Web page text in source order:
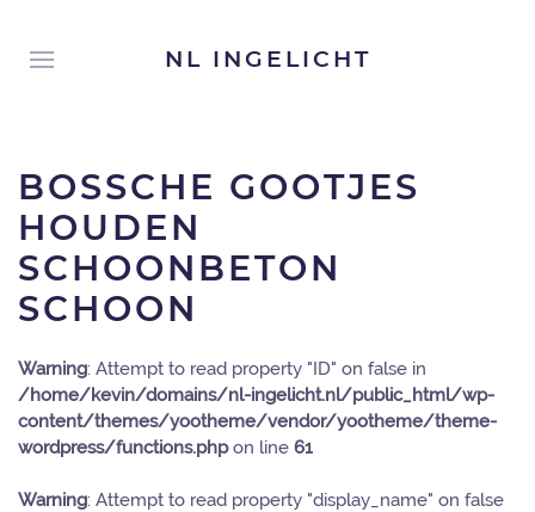
NL INGELICHT
BOSSCHE GOOTJES
HOUDEN
SCHOONBETON
SCHOON
Warning: Attempt to read property "ID" on false in
/home/kevin/domains/nl-ingelicht.nl/public_html/wp-
content/themes/yootheme/vendor/yootheme/theme-
wordpress/functions.phpon line 61
Warning: Attempt to read property "display_name" on false